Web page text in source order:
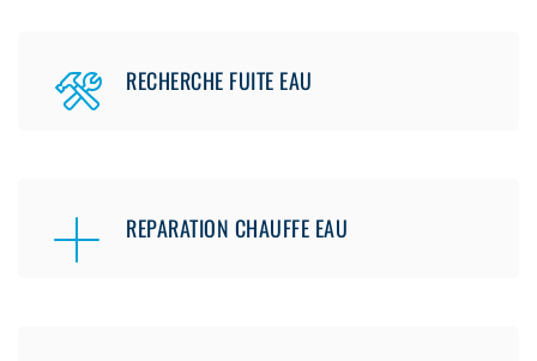
RECHERCHE FUITE EAU
REPARATION CHAUFFE EAU